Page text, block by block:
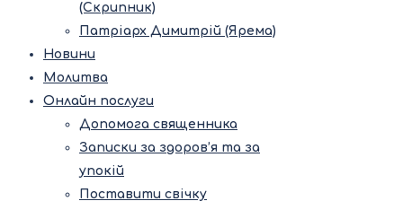
(Скрипник)
Патріарх Димитрій (Ярема)
Новини
Молитва
Онлайн послуги
Допомога священника
Записки за здоров’я та за
упокій
Поставити свічку